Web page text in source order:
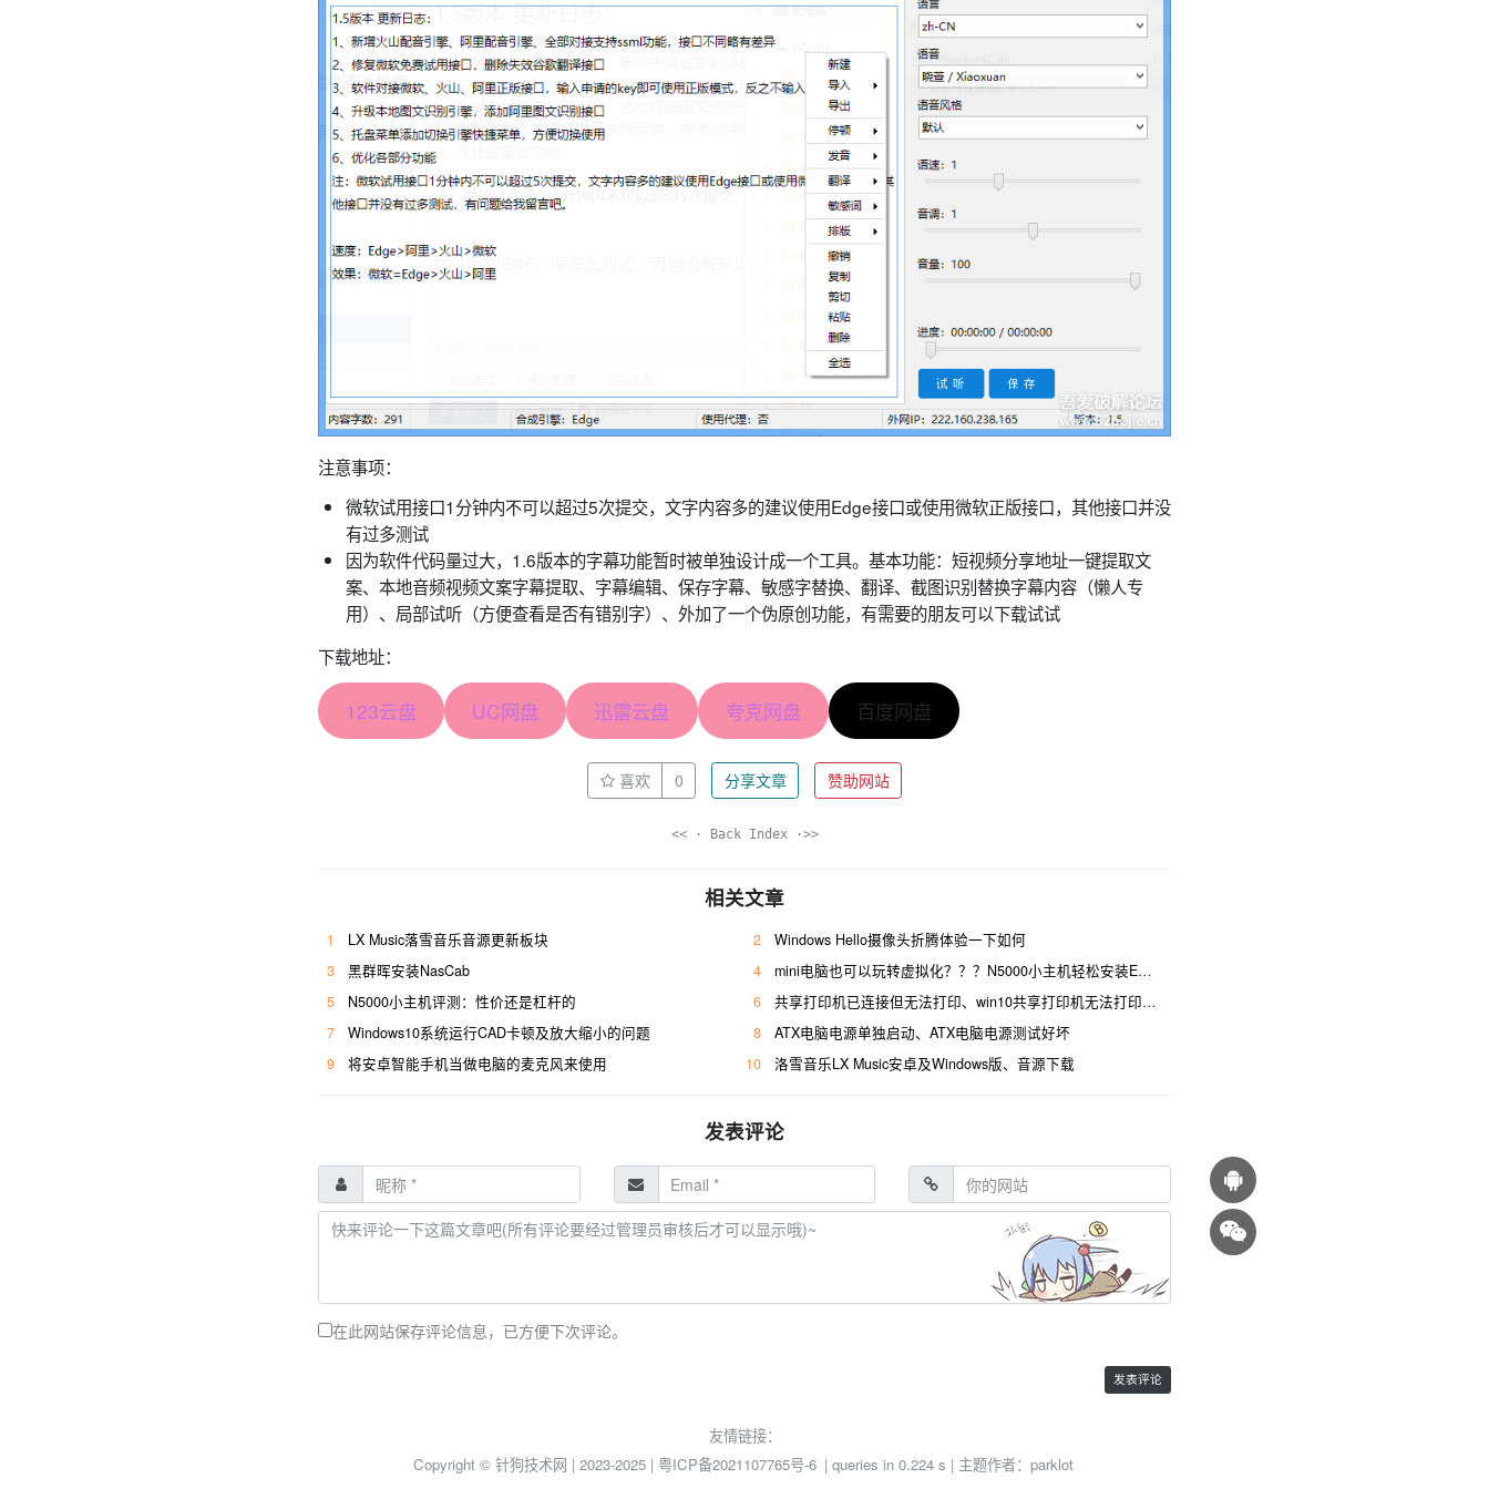
注意事项：
微软试用接口1分钟内不可以超过5次提交，文字内容多的建议使用Edge接口或使用微软正版接口，其他接口并没
有过多测试
因为软件代码量过大，1.6版本的字幕功能暂时被单独设计成一个工具。基本功能：短视频分享地址一键提取文
案、本地音频视频文案字幕提取、字幕编辑、保存字幕、敏感字替换、翻译、截图识别替换字幕内容（懒人专
用）、局部试听（方便查看是否有错别字）、外加了一个伪原创功能，有需要的朋友可以下载试试
下载地址：
123云盘 UC网盘 迅雷云盘 夸克网盘 百度网盘
喜欢 0 分享文章 赞助网站
<< · Back Index ·>>
相关文章
1 LX Music落雪音乐音源更新板块 2
Windows Hello摄像头折腾体验一下如何
3
黑群晖安装NasCab 4
mini电脑也可以玩转虚拟化？？？N5000小主机轻松安装ESXi！
5
N5000小主机评测：性价还是杠杆的 6
共享打印机已连接但无法打印、win10共享打印机无法打印怎么办
7
Windows10系统运行CAD卡顿及放大缩小的问题 8
ATX电脑电源单独启动、ATX电脑电源测试好坏
9
将安卓智能手机当做电脑的麦克风来使用 10 洛雪音乐LX Music安卓及Windows版、音源下载
发表评论
在此网站保存评论信息，已方便下次评论。
友情链接：
Copyright © 针狗技术网 | 2023-2025 | 粤ICP备2021107765号-6 | queries in 0.224 s | 主题作者： parklot